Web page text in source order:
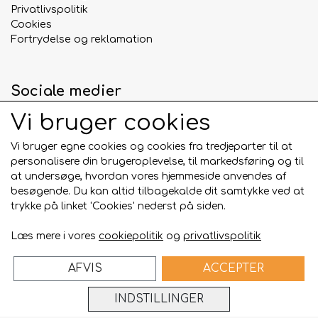
Lang tyggetid, der aktiverer og beskæftiger
hunden
plak
25 cm lange og 2 cm tykke
2 ben af 90 gram stykket i pakningen
Privatlivspolitik
Cookies
Fortrydelse og reklamation
Sociale medier
Betalingskort
Bygget på ideal.shop
Vi bruger cookies
Vi bruger egne cookies og cookies fra tredjeparter til at
personalisere din brugeroplevelse, til markedsføring og til
at undersøge, hvordan vores hjemmeside anvendes af
besøgende. Du kan altid tilbagekalde dit samtykke ved at
trykke på linket 'Cookies' nederst på siden.
Læs mere i vores cookiepolitik og privatlivspolitik
INDSTILLINGER
AFVIS ACCEPTER